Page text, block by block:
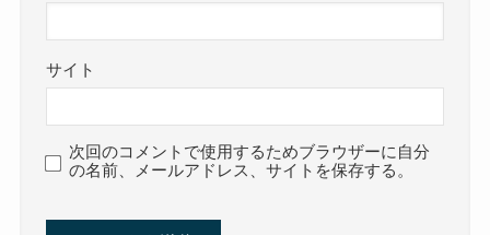
サイト
次回のコメントで使用するためブラウザーに自分
の名前、メールアドレス、サイトを保存する。